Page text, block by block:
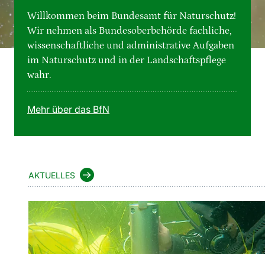
Leichte Sprache
Gebärdensprache
Willkommen beim Bundesamt für Naturschutz!
Wir nehmen als Bundesoberbehörde fachliche,
wissenschaftliche und administrative Aufgaben
im Naturschutz und in der Landschaftspflege
wahr.
Mehr über das BfN
AKTUELLES